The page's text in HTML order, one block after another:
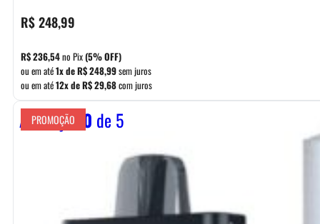
R$248,99
R$236,54no Pix(5% OFF)
ou em até1x deR$248,99sem juros
ou em até12x deR$29,68com juros
Avaliação 0 de 5
PROMOÇÃO